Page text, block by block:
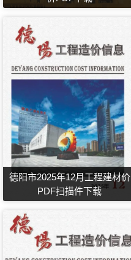
德阳市2025年12月工程建材价
PDF扫描件下载